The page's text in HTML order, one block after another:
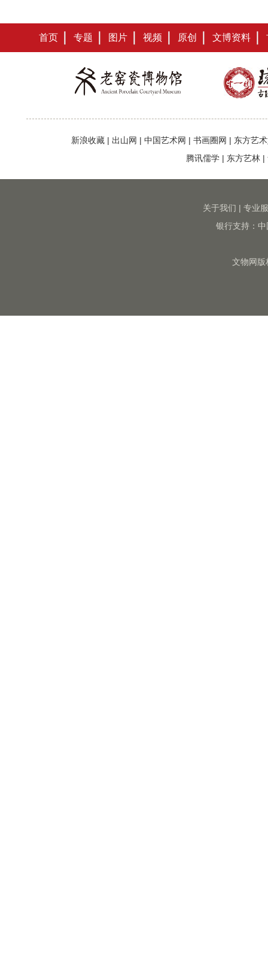
首页 专题 图片 视频 原创 文博资料
新浪收藏 | 出山网 | 中国艺术网 | 书画圈网 | 东方艺
腾讯儒学 | 东方艺林 |
关于我们 | 专业
银行支持：
文物网